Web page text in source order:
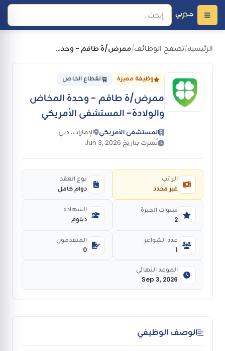
الرئيسية/تصفح الوظائف/ ممرض/ة طاقم - وحدة المخاض والولادة- المستشفى الأمريكي
وظيفة مميزة القطاع الخاص
ممرض/ة طاقم - وحدة المخاض
والولادة- المستشفى الأمريكي
المستشفى الأمريكي الإمارات، دبي
نُشرت بتاريخ Jun 3, 2026
غير محدد
الراتب
دوام كامل
نوع العقد
2
سنوات الخبرة
دبلوم
الشهادة
1
عدد الشواغر
0
المتقدمون
Sep 3, 2026
الموعد النهائي
الوصف الوظيفي